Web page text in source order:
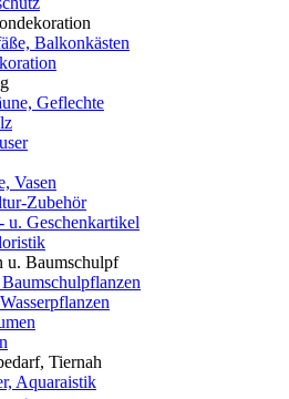
Balkonkästen
Geflechte
Vasen
Zubehör
u. Geschenkartikel
u. Baumschulpf
Tiernah
Aquaraistik